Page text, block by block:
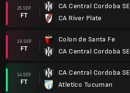
25 SEP.
FT
CA Central Cordoba SE
CA River Plate
19 SEP.
FT
Colon de Santa Fe
CA Central Cordoba SE
14 SEP.
FT
CA Central Cordoba SE
Atletico Tucuman